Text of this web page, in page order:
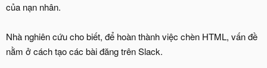
của nạn nhân.
Nhà nghiên cứu cho biết, để hoàn thành việc chèn HTML, vấn đề
nằm ở cách tạo các bài đăng trên Slack.